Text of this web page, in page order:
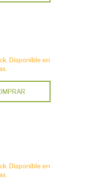
Disponible en
Disponible en